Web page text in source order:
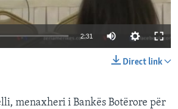
2:31
Direct link
menaxheri i Bankës Botërore për